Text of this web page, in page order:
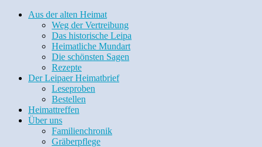
Aus der alten Heimat
Weg der Vertreibung
Das historische Leipa
Heimatliche Mundart
Die schönsten Sagen
Rezepte
Der Leipaer Heimatbrief
Leseproben
Bestellen
Heimattreffen
Über uns
Familienchronik
Gräberpflege